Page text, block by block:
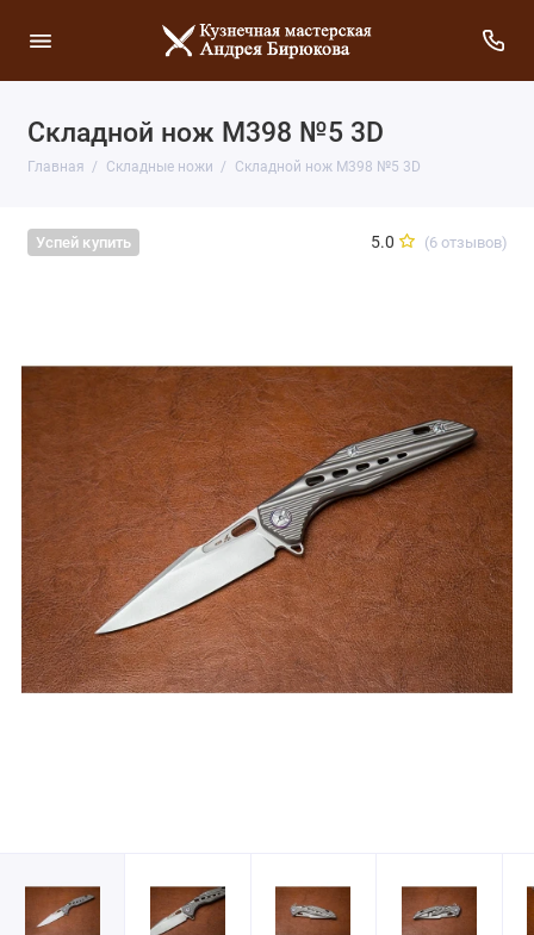
Складной нож М398 №5 3D
Главная Складные ножи Складной нож М398 №5 3D
Успей купить 5.0 (6 отзывов)